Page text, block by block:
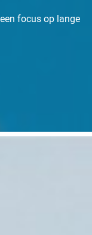
focus op lange